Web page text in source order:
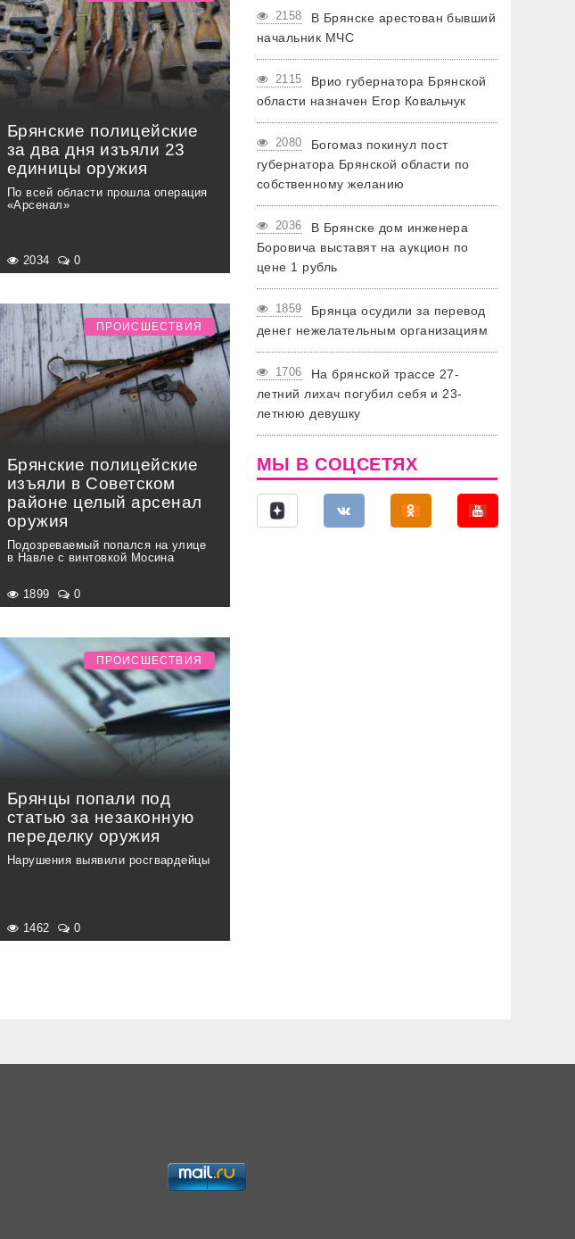
Брянские полицейские
за два дня изъяли 23
единицы оружия
По всей области прошла операция
«Арсенал»
2034 0
Брянские полицейские
изъяли в Советском
районе целый арсенал
оружия
Подозреваемый попался на улице
в Навле с винтовкой Мосина
ПРОИСШЕСТВИЯ
1899 0
Брянцы попали под
статью за незаконную
переделку оружия
Нарушения выявили росгвардейцы
ПРОИСШЕСТВИЯ
1462 0
2158
В Брянске арестован бывший
начальник МЧС
2115
Врио губернатора Брянской
области назначен Егор Ковальчук
2080
Богомаз покинул пост
губернатора Брянской области по
собственному желанию
2036
В Брянске дом инженера
Боровича выставят на аукцион по
цене 1 рубль
1859
Брянца осудили за перевод
денег нежелательным организациям
1706
На брянской трассе 27-
летний лихач погубил себя и 23-
летнюю девушку
МЫ В СОЦСЕТЯХ